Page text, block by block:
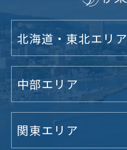
北海道・東北エリア
中部エリア
関東エリア